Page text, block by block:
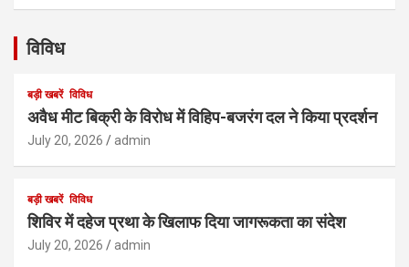
विविध
बड़ी खबरें विविध
अवैध मीट बिक्री के विरोध में विहिप-बजरंग दल ने किया प्रदर्शन
July 20, 2026 admin
बड़ी खबरें विविध
शिविर में दहेज प्रथा के खिलाफ दिया जागरूकता का संदेश
July 20, 2026 admin